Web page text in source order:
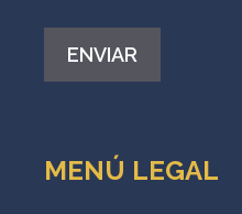
MENÚ LEGAL